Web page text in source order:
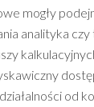
mogły
analityka
od